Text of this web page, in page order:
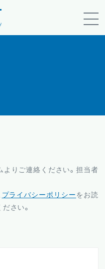
よりご連絡ください。担当者
プライバシーポリシーをお読
さい。